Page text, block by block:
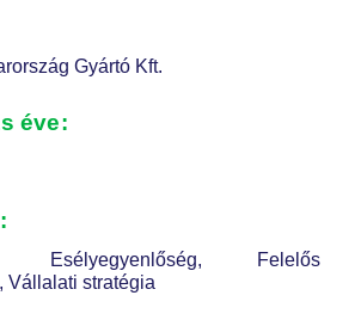
Gyártó Kft.
éve:
Esélyegyenlőség, Felelős
Vállalati stratégia